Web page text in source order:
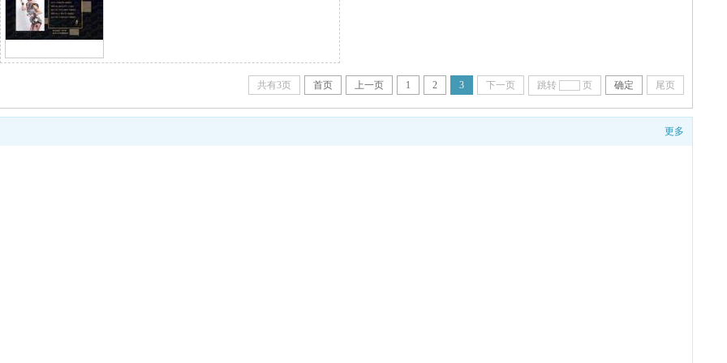
共有3页 首页 上一页 1 2 3 下一页 跳转 页 确定 尾页
更多